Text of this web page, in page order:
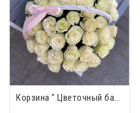
Корзина " Цветочный бал" 51 роза